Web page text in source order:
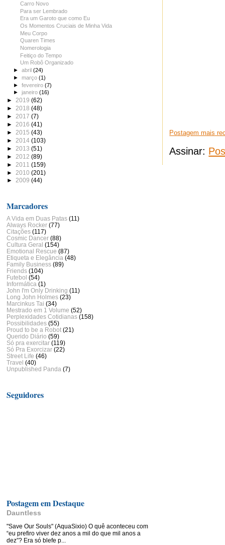
Postagem mais
Assinar:
Carro Novo
Para ser Lembrado
Era um Garoto que como Eu
Os Momentos Cruciais de Minha Vida
Meu Corpo
Quaren Times
Nomerologia
Feitiço do Tempo
Um Robô Organizado
►abril(24)
►março(1)
►fevereiro(7)
►janeiro(16)
► 2019 (62)
► 2018 (48)
► 2017 (7)
► 2016 (41)
► 2015 (43)
► 2014 (103)
► 2013 (51)
► 2012 (89)
► 2011 (159)
► 2010 (201)
► 2009 (44)
Marcadores
A Vida em Duas Patas (11)
Always Rocker (77)
Citações (117)
Cosmic Dancer (88)
Cultura Geral (154)
Emotional Rescue (87)
Etiqueta e Elegância (48)
Family Business (89)
Friends (104)
Futebol (54)
Informática (1)
John I'm Only Drinking (11)
Long John Holmes (23)
Marcinkus Tai (34)
Mestrado em 1 Volume (52)
Perplexidades Cotidianas (158)
Possibilidades (55)
Proud to be a Robot (21)
Querido Diário (59)
Só pra exercitar (119)
Só Pra Exorcizar (22)
Street Life (46)
Travel (40)
Unpublished Panda (7)
Seguidores
Postagem em Destaque
Dauntless
"Save Our Souls" (AquaSixio) O quê aconteceu com
“eu prefiro viver dez anos a mil do que mil anos a
dez”? Era só blefe p...